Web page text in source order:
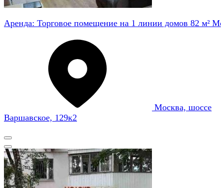
Аренда: Торговое помещение на 1 линии домов 82 м²
Москва, шоссе
Варшавское, 129к2